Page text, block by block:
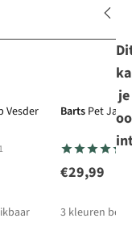
Vesder Barts Pet
€29,99
3 kleuren
je